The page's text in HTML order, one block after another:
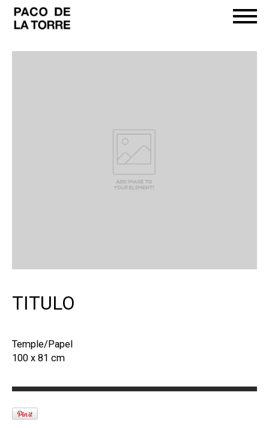
TITULO
Temple/Papel
100 x 81 cm